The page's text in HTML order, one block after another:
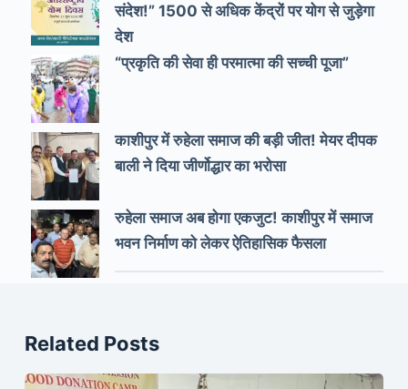
संदेश!” 1500 से अधिक केंद्रों पर योग से जुड़ेगा
देश
“प्रकृति की सेवा ही परमात्मा की सच्ची पूजा”
काशीपुर में रुहेला समाज की बड़ी जीत! मेयर दीपक
बाली ने दिया जीर्णोद्धार का भरोसा
रुहेला समाज अब होगा एकजुट! काशीपुर में समाज
भवन निर्माण को लेकर ऐतिहासिक फैसला
Related Posts